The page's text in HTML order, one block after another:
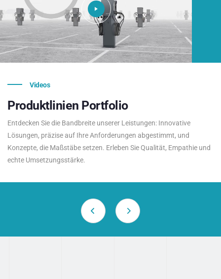
Videos
Produktlinien Portfolio
Entdecken Sie die Bandbreite unserer Leistungen: Innovative
Lösungen, präzise auf Ihre Anforderungen abgestimmt, und
Konzepte, die Maßstäbe setzen. Erleben Sie Qualität, Empathie und
echte Umsetzungsstärke.